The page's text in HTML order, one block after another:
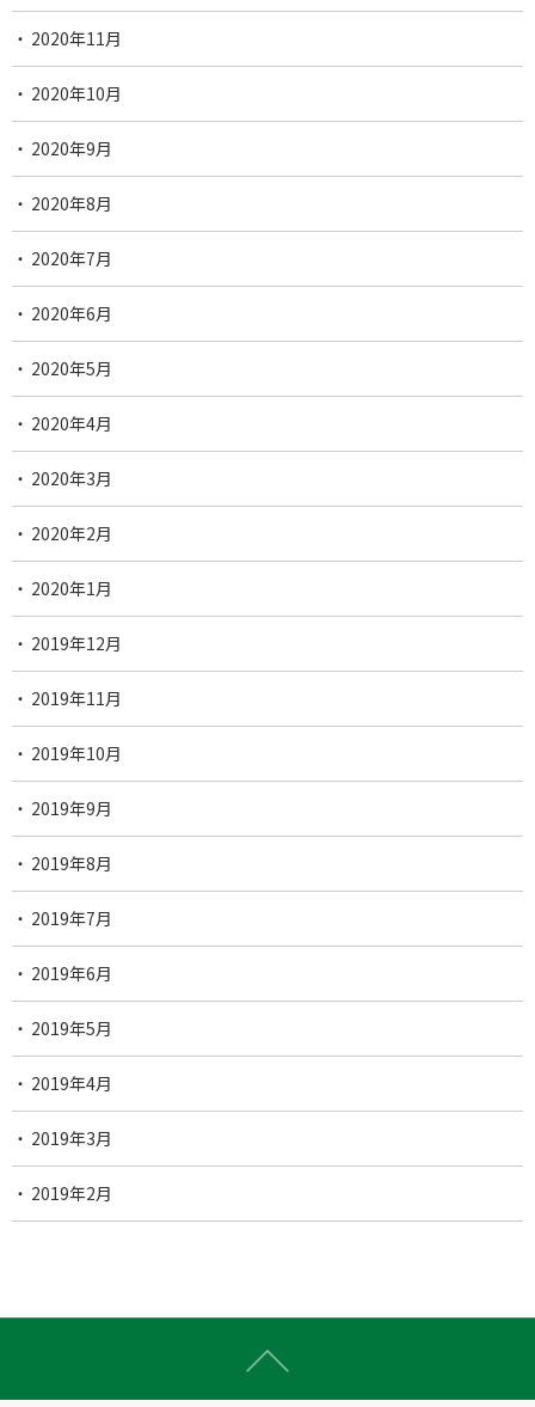
2020年11月
2020年10月
2020年9月
2020年8月
2020年7月
2020年6月
2020年5月
2020年4月
2020年3月
2020年2月
2020年1月
2019年12月
2019年11月
2019年10月
2019年9月
2019年8月
2019年7月
2019年6月
2019年5月
2019年4月
2019年3月
2019年2月